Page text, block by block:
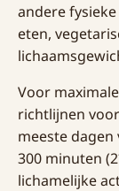
andere
eten,
Voor
richtlijnen
meeste
300 minuten
lichamelijke